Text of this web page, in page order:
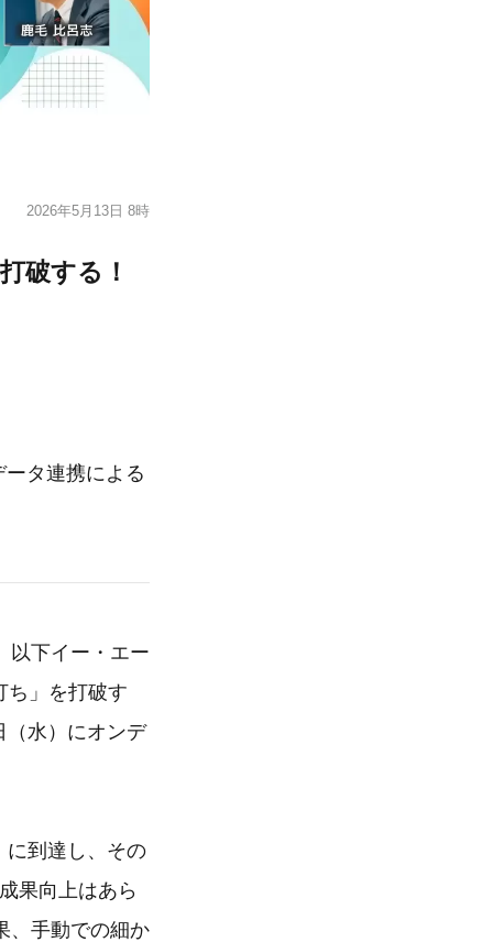
2026年5月13日 8時
破する！
タ連携による
以下イー・エー
ち」を打破す
（水）にオンデ
に到達し、その
果向上はあら
、手動での細か